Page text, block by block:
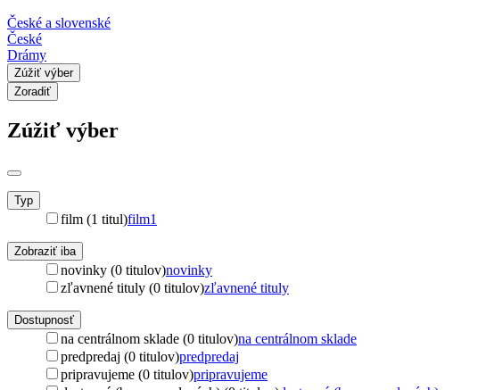
České a slovenské
České
Drámy
Zúžiť výber
Zoradiť
Zúžiť výber
Typ
film (1 titul)film1
Zobraziť iba
novinky (0 titulov)novinky
zľavnené tituly (0 titulov)zľavnené tituly
Dostupnosť
na centrálnom sklade (0 titulov)na centrálnom sklade
predpredaj (0 titulov)predpredaj
pripravujeme (0 titulov)pripravujeme